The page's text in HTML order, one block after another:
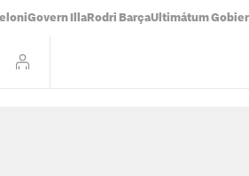
Govern Illa Rodri BarçaUltimátum